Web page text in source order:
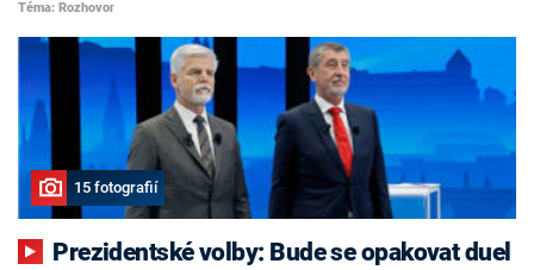
Téma: Rozhovor
15 fotografií